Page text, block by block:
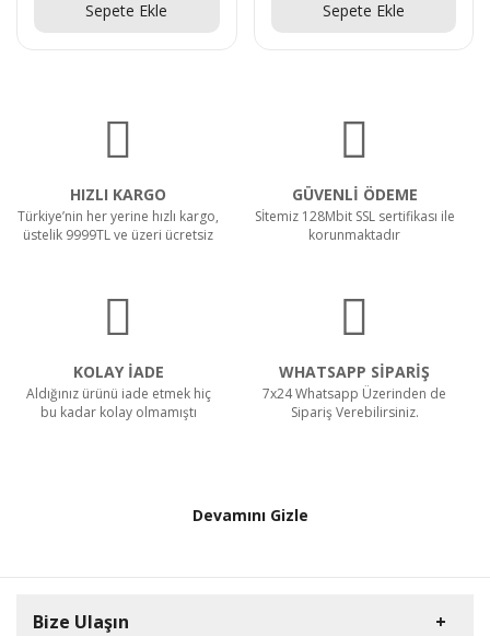
Sepete Ekle Sepete Ekle
HIZLI KARGO
Türkiye’nin her yerine hızlı kargo,
üstelik 9999TL ve üzeri ücretsiz
GÜVENLİ ÖDEME
Sİtemiz 128Mbit SSL sertifikası ile
korunmaktadır
KOLAY İADE
Aldığınız ürünü iade etmek hiç
bu kadar kolay olmamıştı
WHATSAPP SİPARİŞ
7x24 Whatsapp Üzerinden de
Sipariş Verebilirsiniz.
Devamını Gizle
Bize Ulaşın